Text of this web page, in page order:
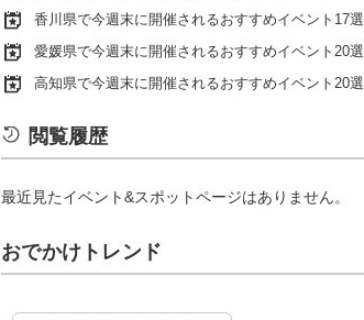
香川県で今週末に開催されるおすすめイベント17選
愛媛県で今週末に開催されるおすすめイベント20選
高知県で今週末に開催されるおすすめイベント20選
閲覧履歴
最近見たイベント&スポットページはありません。
おでかけトレンド